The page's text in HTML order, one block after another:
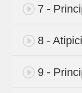
7 -
8 -
9 -